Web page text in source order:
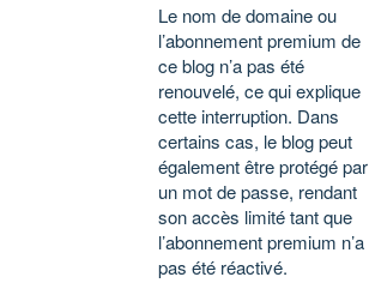
Le nom de domaine ou
l’abonnement premium de
ce blog n’a pas été
renouvelé, ce qui explique
cette interruption. Dans
certains cas, le blog peut
également être protégé par
un mot de passe, rendant
son accès limité tant que
l’abonnement premium n’a
pas été réactivé.